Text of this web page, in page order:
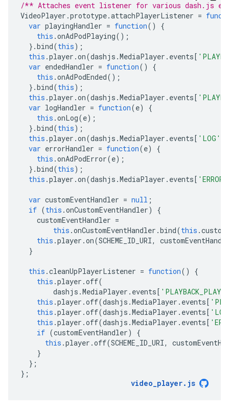
/** Attaches event listener for various dash.js
VideoPlayer .prototype.attachPlayerListener =
var playingHandler = function()
{
this .onAdPodPlaying();
}.bind(this);
this .player .on(dashjs .MediaPlayer . events[
var endedHandler = function()
{
this .onAdPodEnded();
}.bind(this);
this .player .on(dashjs .MediaPlayer . events[
var logHandler = function(e)
{
this .onLog(e);
}.bind(this);
this .player .on(dashjs .MediaPlayer . events[ 'LOG'
var errorHandler = function(e)
{
this .onAdPodError(e);
}.bind(this);
this .player .on(dashjs .MediaPlayer . events[ 'ERROR'
var customEventHandler = null ;
if (this .onCustomEventHandler)
{
customEventHandler =
this .onCustomEventHandler .bind(this .
this .player .on(SCHEME_ID_URI,
}
this .cleanUpPlayerListener = function()
{
this .player .off(
dashjs .MediaPlayer . events[
this .player .off(dashjs .MediaPlayer . events[
this .player .off(dashjs .MediaPlayer . events[
this .player .off(dashjs .MediaPlayer . events[
if (customEventHandler)
{
this .player .off(SCHEME_ID_URI,
}
};
};
video_player. js